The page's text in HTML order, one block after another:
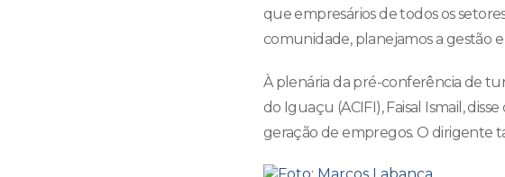
que empresários de todos os
comunidade, planejamos a gestão
À plenária da pré-conferência de
do Iguaçu (ACIFI), Faisal Ismail,
geração de empregos. O dirigente